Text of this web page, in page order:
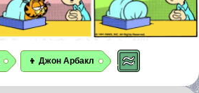
👦 Джон Арбакл